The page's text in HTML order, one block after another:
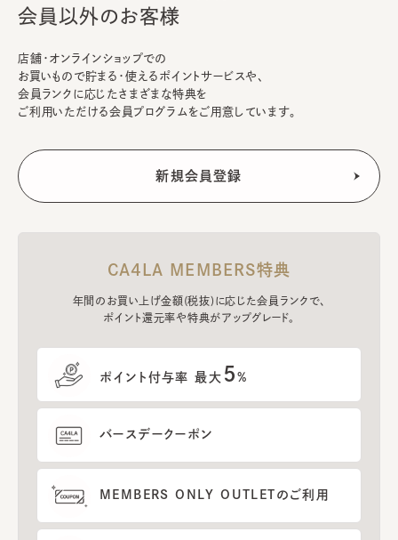
会員以外のお客様
店舗・オンラインショップでの
お買いもので貯まる・使えるポイントサービスや、
会員ランクに応じたさまざまな特典を
ご利用いただける会員プログラムをご用意しています。
CA4LA MEMBERS特典
年間のお買い上げ金額(税抜)に応じた会員ランクで、
ポイント還元率や特典がアップグレード。
ポイント付与率 最大 5%
バースデークーポン
MEMBERS ONLY OUTLETのご利用